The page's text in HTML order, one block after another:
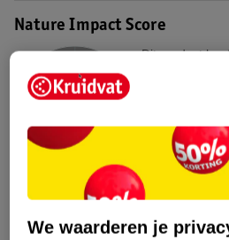
Nature Impact Score
Dit product
Bestel & Bezorginformatie
Bekijk ook
We waarderen je